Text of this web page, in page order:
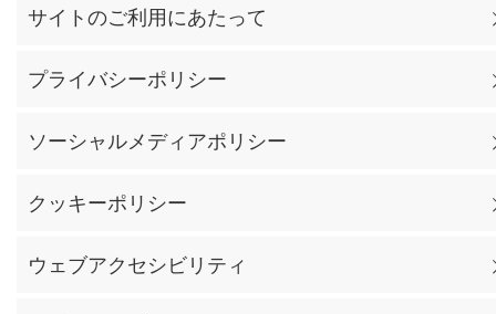
サイトのご利用にあたって
プライバシーポリシー
ソーシャルメディアポリシー
クッキーポリシー
ウェブアクセシビリティ